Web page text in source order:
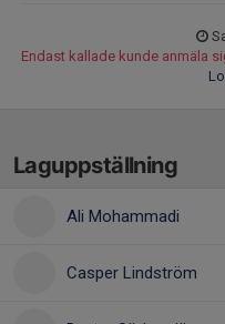
Endast kallade kunde anmäla
Laguppställning
Ali Mohammadi
Casper Lindström